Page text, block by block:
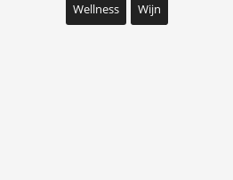
Wellness Wijn